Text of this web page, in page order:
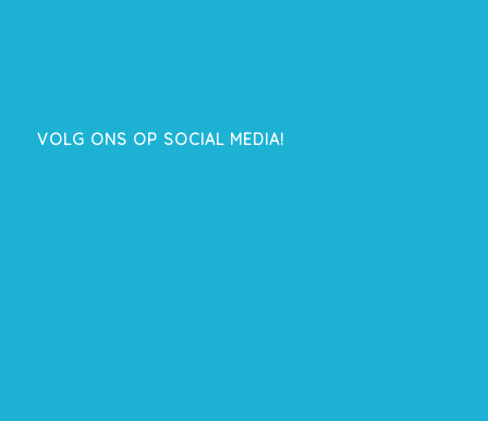
VOLG ONS OP SOCIAL MEDIA!